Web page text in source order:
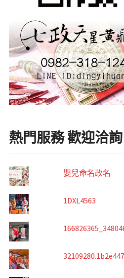
熱門服務 歡迎洽詢
嬰兒命名改名
1DXL4563